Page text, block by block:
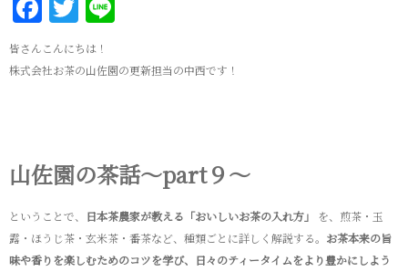
皆さんこんにちは！
株式会社お茶の山佐園の更新担当の中西です！
山佐園の茶話～part９～
ということで、 日本茶農家が教える「おいしいお茶の入れ方」
を、煎茶・玉
露・ほうじ茶・玄米茶・番茶など、種類ごとに詳しく解説する。 お茶本来の旨
味や香りを楽しむためのコツを学び、日々のティータイムをより豊かにしよう